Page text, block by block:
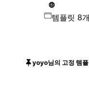
템플릿 8개
yoyo님의 고정 템